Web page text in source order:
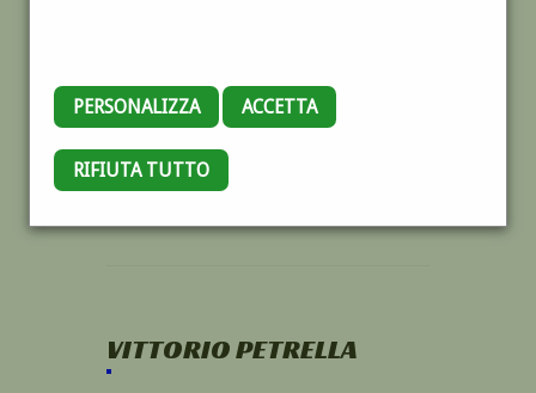
PERSONALIZZA ACCETTA
RIFIUTA TUTTO
VITTORIO PETRELLA